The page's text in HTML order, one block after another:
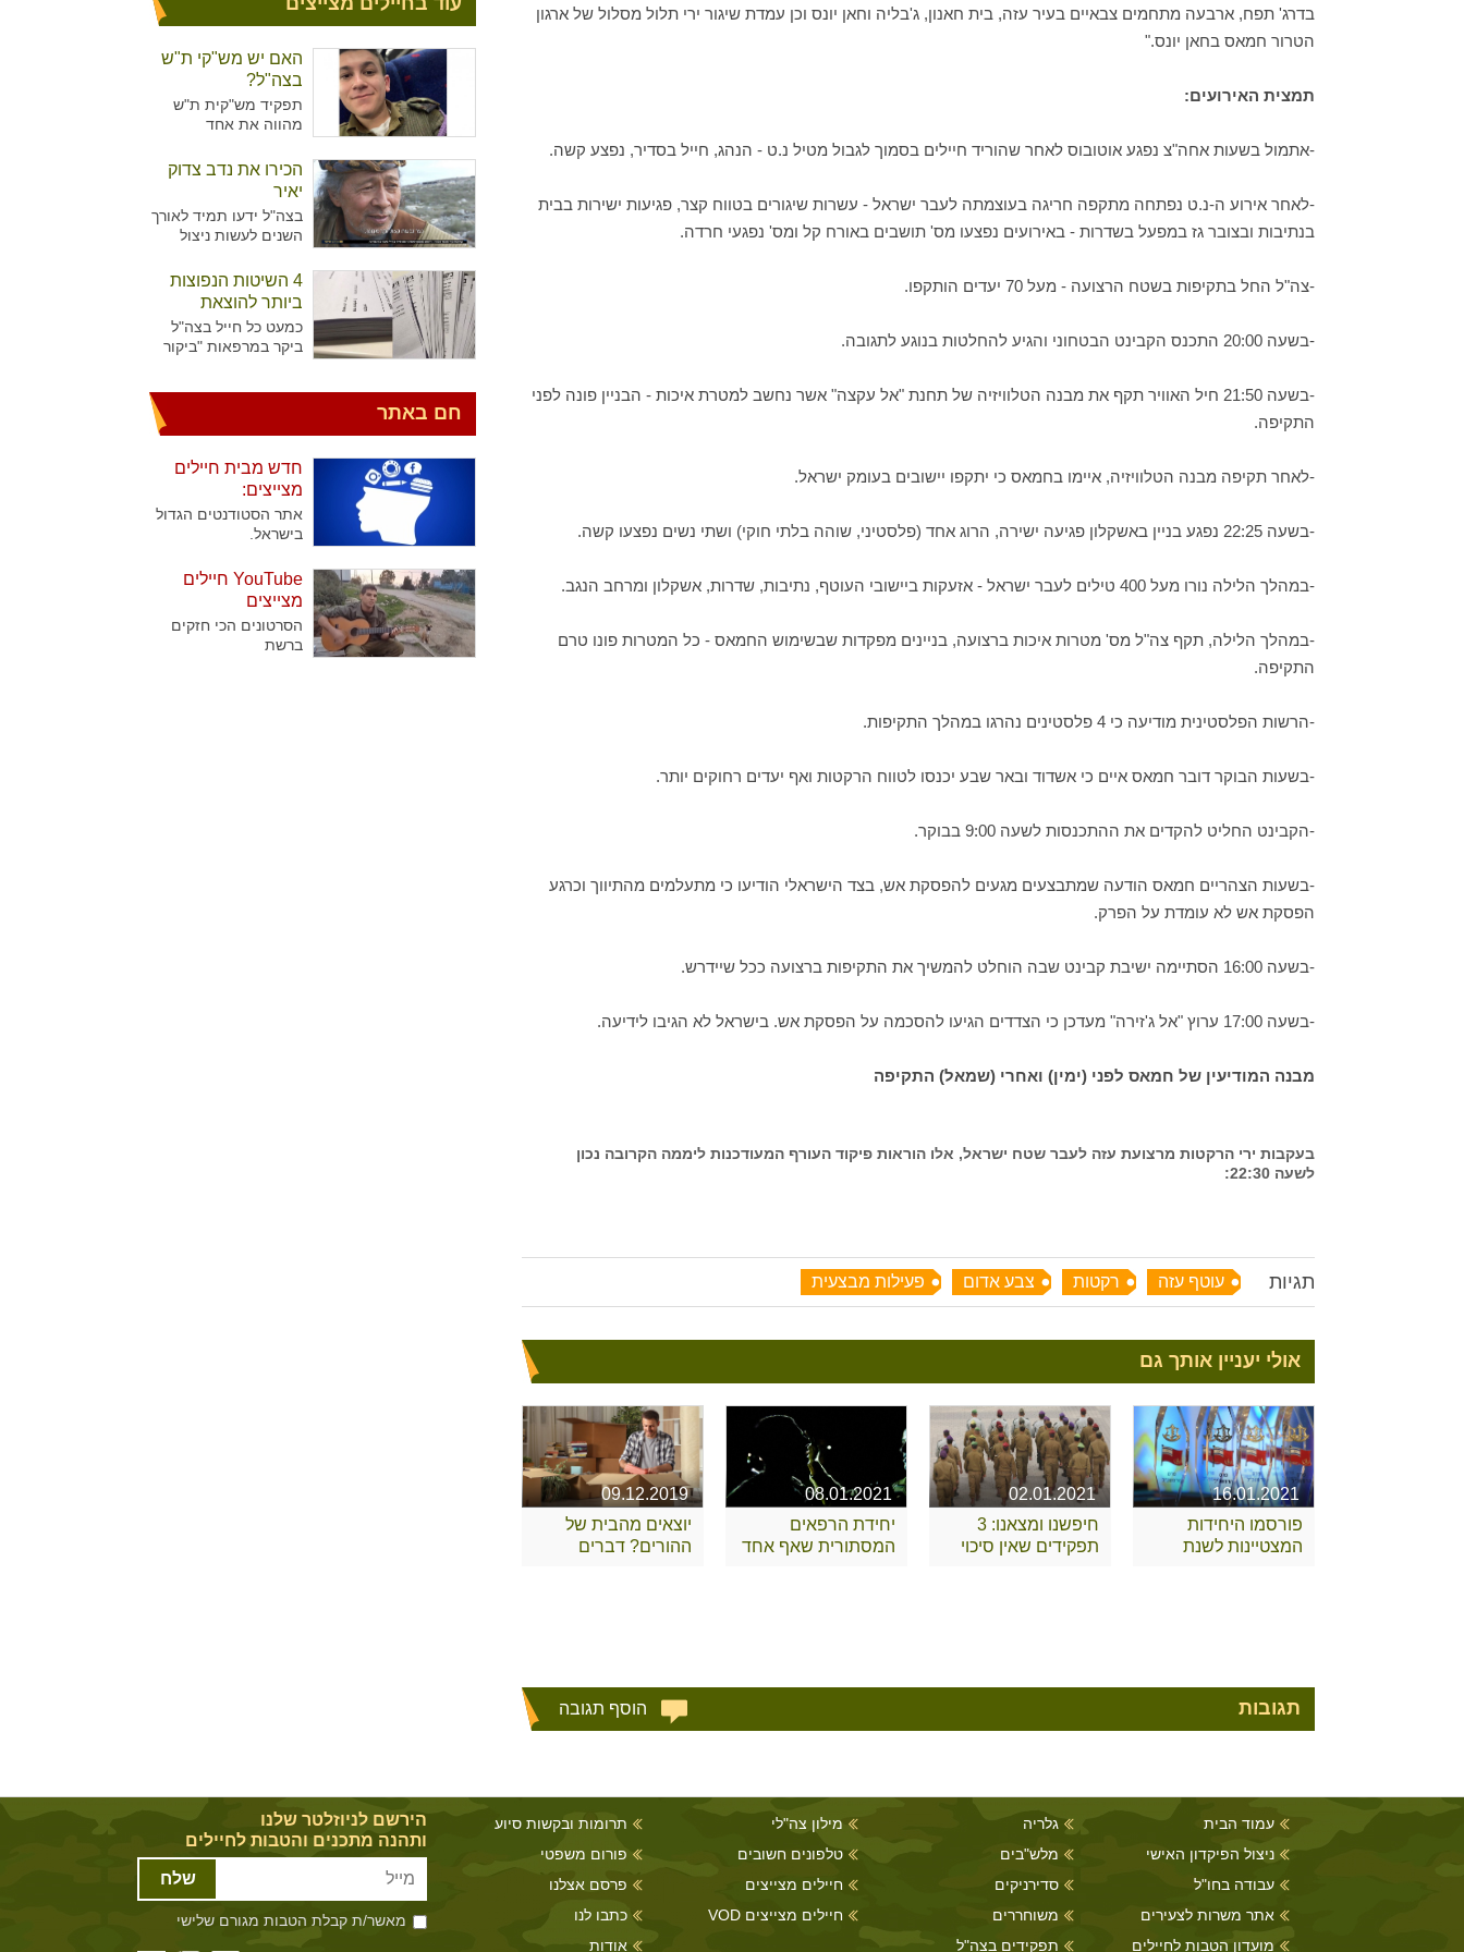
בדרג' תפח, ארבעה מתחמים צבאיים בעיר עזה, בית חאנון, ג'בליה וחאן יונס וכן עמדת שיגור ירי תלול מסלול של ארגון
הטרור חמאס בחאן יונס."
תמצית האירועים:
-אתמול בשעות אחה"צ נפגע אוטובוס לאחר שהוריד חיילים בסמוך לגבול מטיל נ.ט - הנהג, חייל בסדיר, נפצע קשה.
-לאחר אירוע ה-נ.ט נפתחה מתקפה חריגה בעוצמתה לעבר ישראל - עשרות שיגורים בטווח קצר, פגיעות ישירות בבית
בנתיבות ובצובר גז במפעל בשדרות - באירועים נפצעו מס' תושבים באורח קל ומס' נפגעי חרדה.
-צה"ל החל בתקיפות בשטח הרצועה - מעל 70 יעדים הותקפו.
-בשעה 20:00 התכנס הקבינט הבטחוני והגיע להחלטות בנוגע לתגובה.
-בשעה 21:50 חיל האוויר תקף את מבנה הטלוויזיה של תחנת "אל עקצה" אשר נחשב למטרת איכות - הבניין פונה לפני
התקיפה.
-לאחר תקיפה מבנה הטלוויזיה, איימו בחמאס כי יתקפו יישובים בעומק ישראל.
-בשעה 22:25 נפגע בניין באשקלון פגיעה ישירה, הרוג אחד (פלסטיני, שוהה בלתי חוקי) ושתי נשים נפצעו קשה.
-במהלך הלילה נורו מעל 400 טילים לעבר ישראל - אזעקות ביישובי העוטף, נתיבות, שדרות, אשקלון ומרחב הנגב.
-במהלך הלילה, תקף צה"ל מס' מטרות איכות ברצועה, בניינים מפקדות שבשימוש החמאס - כל המטרות פונו טרם
התקיפה.
-הרשות הפלסטינית מודיעה כי 4 פלסטינים נהרגו במהלך התקיפות.
-בשעות הבוקר דובר חמאס איים כי אשדוד ובאר שבע יכנסו לטווח הרקטות ואף יעדים רחוקים יותר.
-הקבינט החליט להקדים את ההתכנסות לשעה 9:00 בבוקר.
-בשעות הצהריים חמאס הודעה שמתבצעים מגעים להפסקת אש, בצד הישראלי הודיעו כי מתעלמים מהתיווך וכרגע
הפסקת אש לא עומדת על הפרק.
-בשעה 16:00 הסתיימה ישיבת קבינט שבה הוחלט להמשיך את התקיפות ברצועה ככל שיידרש.
-בשעה 17:00 ערוץ "אל ג'זירה" מעדכן כי הצדדים הגיעו להסכמה על הפסקת אש. בישראל לא הגיבו לידיעה.
מבנה המודיעין של חמאס לפני (ימין) ואחרי (שמאל) התקיפה
בעקבות ירי הרקטות מרצועת עזה לעבר שטח ישראל, אלו הוראות פיקוד העורף המעודכנות ליממה הקרובה נכון
לשעה 22:30:
תגיות עוטף עזה רקטות צבע אדום פעילות מבצעית
אולי יעניין אותך גם
16.01.2021
פורסמו היחידות
המצטיינות לשנת
02.01.2021
חיפשנו ומצאנו: 3
תפקידים שאין סיכוי
08.01.2021
יחידת הרפאים
המסתורית שאף אחד
09.12.2019
יוצאים מהבית של
ההורים? דברים
תגובות הוסף תגובה
האם יש מש"קי ת"ש
בצה"ל?
תפקיד מש"קית ת"ש
מהווה את אחד
יותר עם נשים מאשר
גברים בצה"ל. מדובר על
תפקיד המקביל לתפקיד
של עובדת סוציאלית
ויועצת בבתי הספר,
להכשיר גם גברים לאותו
התפקיד.
הכירו את נדב צדוק
יאיר
בצה"ל ידעו תמיד לאורך
השנים לעשות ניצול
שלו ידע נרחב בתחומים
רבים עימו הגיעו
לישראל. כך קרה גם עם
נדב צדוק יאיר. דמות
יוצאת דופן, בעלת
שצה"ל ומערכת הביטחון
4 השיטות הנפוצות
ביותר להוצאת
גימלים
כמעט כל חייל בצה"ל
ביקר במרפאות "ביקור
שביקרו פעמים בודדות
במרפאות, יש את אלו
באופן קבוע בצאת
השבת. בדקנו עבורכם
של החיילים להוציא
גימלים..
חם באתר
חדש מבית חיילים
מצייצים:
אתר הסטודנטים הגדול
בישראל.
YouTube חיילים
מצייצים
הסרטונים הכי חזקים
ברשת
הירשם לניוזלטר שלנו
ותהנה מתכנים והטבות לחיילים
שלח
מאשר/ת קבלת הטבות מגורם שלישי
עמוד הבית
ניצול הפיקדון האישי
עבודה בחו"ל
אתר משרות לצעירים
מועדון הטבות לחיילים
גלריה
מלש"בים
סדירניקים
משוחררים
תפקידים בצה"ל
מילון צה"לי
טלפונים חשובים
חיילים מצייצים
חיילים מצייצים VOD
תרומות ובקשות סיוע
פורום משפטי
פרסם אצלנו
כתבו לנו
אודות